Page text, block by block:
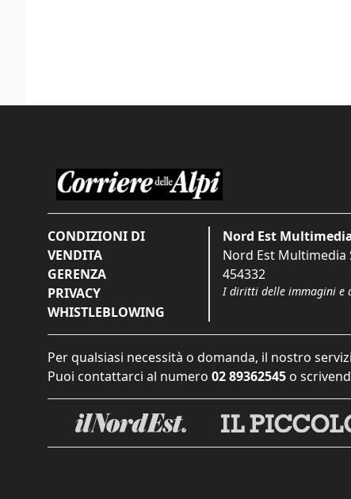
CONDIZIONI DI
VENDITA
GERENZA
PRIVACY
WHISTLEBLOWING
Nord Est
Nord Est Multimedia
454332
I diritti delle immagini e
Per qualsiasi necessità o domanda, il nostro
Puoi contattarci al numero 02 89362545 o